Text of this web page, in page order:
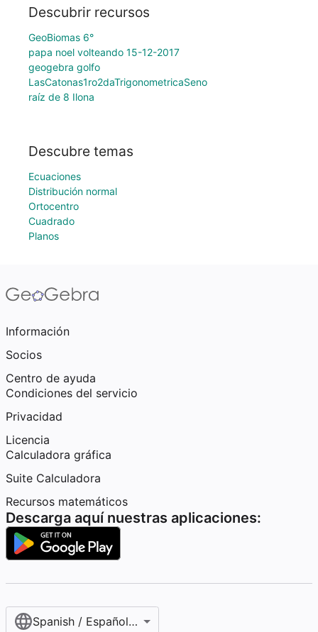
Descubrir recursos
GeoBiomas 6°
papa noel volteando 15-12-2017
geogebra golfo
LasCatonas1ro2daTrigonometricaSeno
raíz de 8 Ilona
Descubre temas
Ecuaciones
Distribución normal
Ortocentro
Cuadrado
Planos
Información
Socios
Centro de ayuda
Condiciones del servicio
Privacidad
Licencia
Calculadora gráfica
Suite Calculadora
Recursos matemáticos
Descarga aquí nuestras aplicaciones:
Spanish / Español (internacional)